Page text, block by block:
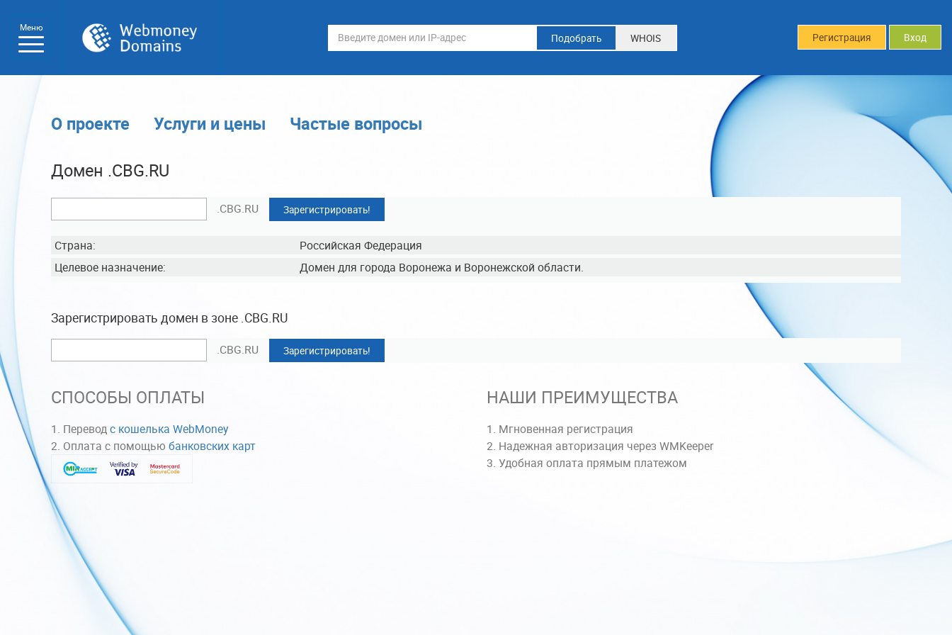
Меню
Регистрация Вход
Подобрать WHOIS
О проекте Услуги и цены Частые вопросы
Домен .CBG.RU
.CBG.RU Зарегистрировать!
Страна:
Российская Федерация
Целевое назначение:
Домен для города Воронежа и Воронежской области.
Зарегистрировать домен в зоне .CBG.RU
.CBG.RU Зарегистрировать!
СПОСОБЫ ОПЛАТЫ
Переводс кошелька WebMoney
Оплата с помощью банковских карт
НАШИ ПРЕИМУЩЕСТВА
Мгновенная регистрация
Надежная авторизация через WMKeeper
Удобная оплата прямым платежом